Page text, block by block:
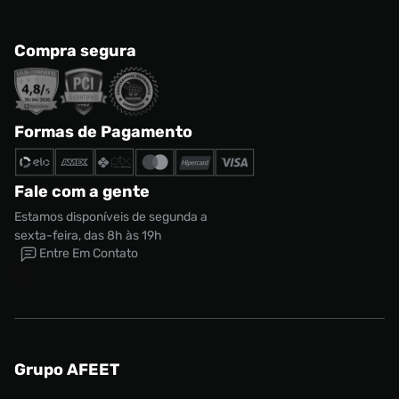
Compra segura
Formas de Pagamento
Fale com a gente
Estamos disponíveis de segunda a
sexta-feira, das 8h às 19h
Entre Em Contato
Grupo AFEET